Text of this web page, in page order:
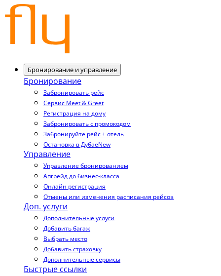
Бронирование и управление
Бронирование
Забронировать рейс
Сервис Meet & Greet
Регистрация на дому
Забронировать с промокодом
Забронируйте рейс + отель
Остановка в ДубаеNew
Управление
Управление бронированием
Апгрейд до бизнес-класса
Онлайн регистрация
Отмены или изменения расписания рейсов
Доп. услуги
Дополнительные услуги
Добавить багаж
Выбрать место
Добавить страховку
Дополнительные сервисы
Быстрые ссылки